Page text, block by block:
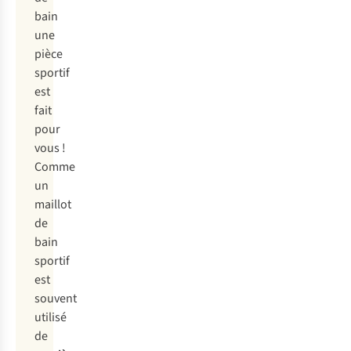
bain
une
pièce
sportif
est
fait
pour
vous !
Comme
un
maillot
de
bain
sportif
est
souvent
utilisé
de